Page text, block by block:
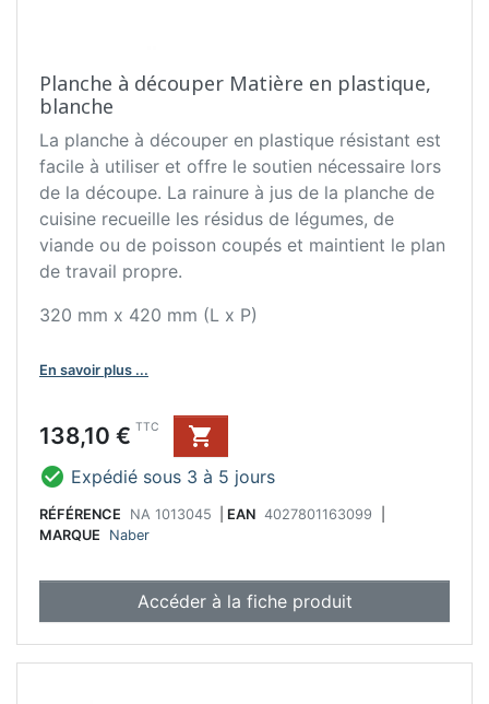
Planche à découper Matière en plastique,
blanche
La planche à découper en plastique résistant est
facile à utiliser et offre le soutien nécessaire lors
de la découpe. La rainure à jus de la planche de
cuisine recueille les résidus de légumes, de
viande ou de poisson coupés et maintient le plan
de travail propre.
320 mm x 420 mm (L x P)
En savoir plus ...
Prix
138,10 € TTC

 Expédié sous 3 à 5 jours
RÉFÉRENCE NA 1013045 EAN 4027801163099
MARQUE
Naber
Accéder à la fiche produit